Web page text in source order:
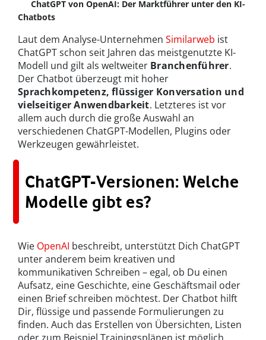
ChatGPT von OpenAI: Der Marktführer unter den KI-
Chatbots
Laut dem Analyse-Unternehmen Similarweb ist
ChatGPT schon seit Jahren das meistgenutzte KI-
Modell und gilt als weltweiter Branchenführer.
Der Chatbot überzeugt mit hoher
Sprachkompetenz, flüssiger Konversation und
vielseitiger Anwendbarkeit. Letzteres ist vor
allem auch durch die große Auswahl an
verschiedenen ChatGPT-Modellen, Plugins oder
Werkzeugen gewährleistet.
ChatGPT-Versionen: Welche
Modelle gibt es?
Wie OpenAI beschreibt, unterstützt Dich ChatGPT
unter anderem beim kreativen und
kommunikativen Schreiben – egal, ob Du einen
Aufsatz, eine Geschichte, eine Geschäftsmail oder
einen Brief schreiben möchtest. Der Chatbot hilft
Dir, flüssige und passende Formulierungen zu
finden. Auch das Erstellen von Übersichten, Listen